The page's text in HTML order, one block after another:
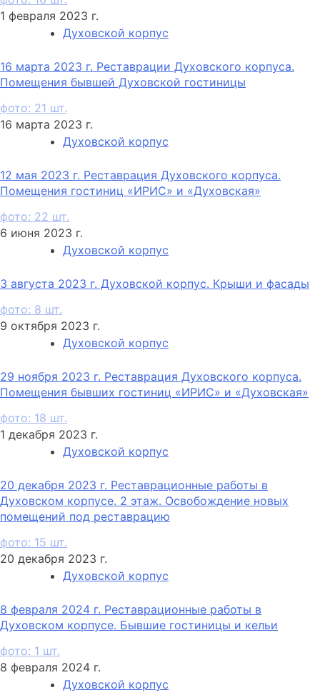
1 февраля 2023 г.
Духовской корпус
16 марта 2023 г. Реставрации Духовского корпуса.
Помещения бывшей Духовской гостиницы
фото: 21 шт.
16 марта 2023 г.
Духовской корпус
12 мая 2023 г. Реставрация Духовского корпуса.
Помещения гостиниц «ИРИС» и «Духовская»
фото: 22 шт.
6 июня 2023 г.
Духовской корпус
3 августа 2023 г. Духовской корпус. Крыши и фасады
фото: 8 шт.
9 октября 2023 г.
Духовской корпус
29 ноября 2023 г. Реставрация Духовского корпуса.
Помещения бывших гостиниц «ИРИС» и «Духовская»
фото: 18 шт.
1 декабря 2023 г.
Духовской корпус
20 декабря 2023 г. Реставрационные работы в
Духовском корпусе. 2 этаж. Освобождение новых
помещений под реставрацию
фото: 15 шт.
20 декабря 2023 г.
Духовской корпус
8 февраля 2024 г. Реставрационные работы в
Духовском корпусе. Бывшие гостиницы и кельи
фото: 1 шт.
8 февраля 2024 г.
Духовской корпус